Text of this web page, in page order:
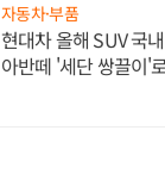
자동차·부품
현대차 올해 SUV 국
아반떼 '세단 쌍끌이'